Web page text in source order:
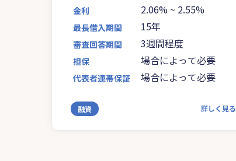
金利 2.06% ~ 2.55%
最長借入期間 15年
審査回答期間 3週間程度
担保 場合によって必要
代表者連帯保証 場合によって必要
融資 詳しく見る